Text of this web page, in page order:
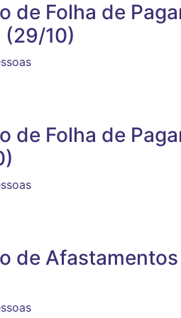
de Folha de
10)
de Folha de
de